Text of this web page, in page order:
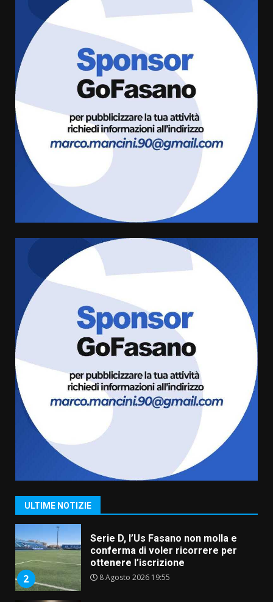
ULTIME NOTIZIE
La Banda Città di Fasano apre
ufficialmente la Festa di
8 Agosto 2026 11:00
Savelletri in festa, domani sera
grande spettacolo con Uccio De
Santis
Sostenibile: premiati gli studenti
universitari del bando “La strada
giusta”
8 Agosto 2026 07:15
“I Contestatori: Musica di
Rivoluzione”: nuovo
appuntamento con “Fasano in
Banda”
7 Agosto 2026 06:05
US Fasano, Scianaro: “Profonda
amarezza per esclusione dal
campionato di calcio”
7 Agosto 2026 06:00
1
Grande successo per la “Sagra
del Pesce Spada” a Savelletri
9 Agosto 2026 07:32
2
Serie D, l’Us Fasano non molla e
conferma di voler ricorrere per
ottenere l’iscrizione
8 Agosto 2026 19:55